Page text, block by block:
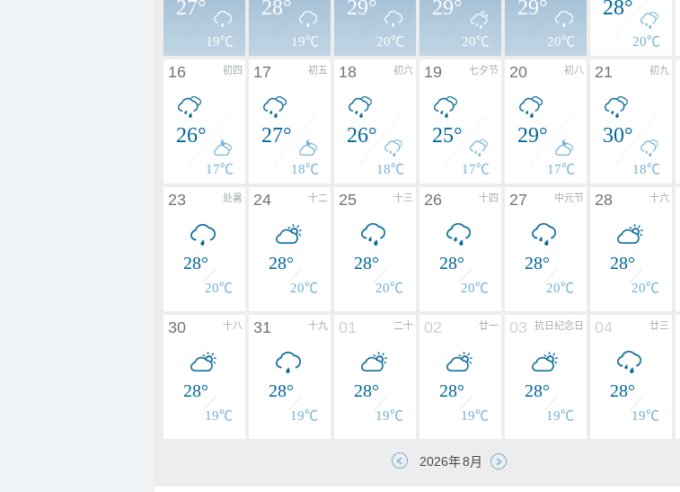
27°
19℃
28°
19℃
29°
20℃
29°
20℃
29°
20℃
28°
20℃
初四
16
26°
17℃
初五
17
27°
18℃
初六
18
26°
18℃
七夕节
19
25°
17℃
初八
20
29°
17℃
初九
21
30°
18℃
处暑
23
28°
20℃
十二
24
28°
20℃
十三
25
28°
20℃
十四
26
28°
20℃
中元节
27
28°
20℃
十六
28
28°
20℃
十八
30
28°
19℃
十九
31
28°
19℃
二十
01
28°
19℃
廿一
02
28°
19℃
抗日纪念日
03
28°
19℃
廿三
04
28°
19℃